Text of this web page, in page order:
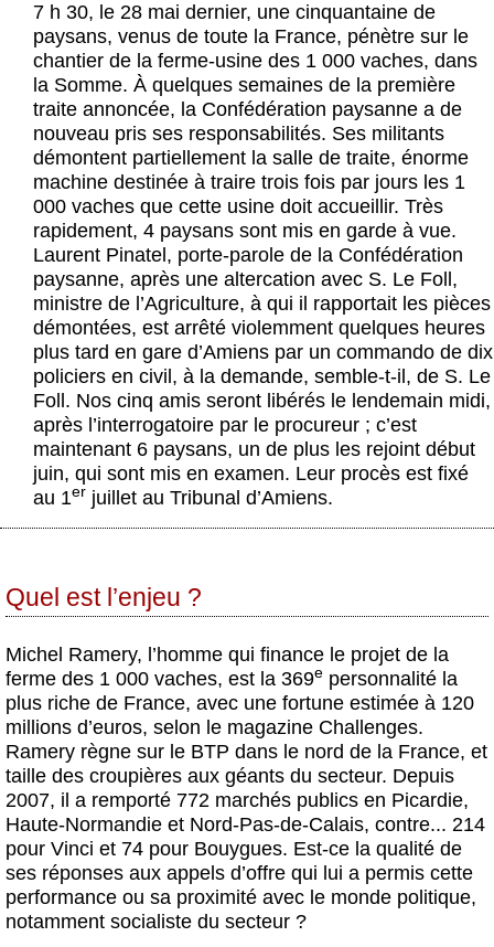
Boutique
7 h 30, le 28 mai dernier, une cinquantaine de
paysans, venus de toute la France, pénètre sur le
chantier de la ferme-usine des 1 000 vaches, dans
la Somme. À quelques semaines de la première
traite annoncée, la Confédération paysanne a de
nouveau pris ses responsabilités. Ses militants
démontent partiellement la salle de traite, énorme
machine destinée à traire trois fois par jours les 1
000 vaches que cette usine doit accueillir. Très
rapidement, 4 paysans sont mis en garde à vue.
Laurent Pinatel, porte-parole de la Confédération
paysanne, après une altercation avec S. Le Foll,
ministre de l’Agriculture, à qui il rapportait les pièces
démontées, est arrêté violemment quelques heures
plus tard en gare d’Amiens par un commando de dix
policiers en civil, à la demande, semble-t-il, de S. Le
Foll. Nos cinq amis seront libérés le lendemain midi,
après l’interrogatoire par le procureur ; c’est
maintenant 6 paysans, un de plus les rejoint début
juin, qui sont mis en examen. Leur procès est fixé
au 1er juillet au Tribunal d’Amiens.
Quel est l’enjeu ?
Michel Ramery, l’homme qui finance le projet de la
ferme des 1 000 vaches, est la 369e personnalité la
plus riche de France, avec une fortune estimée à 120
millions d’euros, selon le magazine Challenges.
Ramery règne sur le BTP dans le nord de la France, et
taille des croupières aux géants du secteur. Depuis
2007, il a remporté 772 marchés publics en Picardie,
Haute-Normandie et Nord-Pas-de-Calais, contre... 214
pour Vinci et 74 pour Bouygues. Est-ce la qualité de
ses réponses aux appels d’offre qui lui a permis cette
performance ou sa proximité avec le monde politique,
notamment socialiste du secteur ?